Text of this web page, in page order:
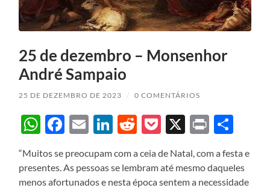
25 de dezembro – Monsenhor
André Sampaio
25 DE DEZEMBRO DE 2023 / 0 COMENTÁRIOS
WhatsApp
Facebook
EmailLinkedIn
Reddit
Pocket
X Print
“Muitos se preocupam com a ceia de Natal, com a festa e
presentes. As pessoas se lembram até mesmo daqueles
menos afortunados e nesta época sentem a necessidade